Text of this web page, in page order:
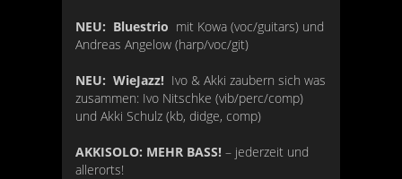
NEU: Bluestrio mit Kowa (voc/guitars) und
Andreas Angelow (harp/voc/git)
NEU: WieJazz! Ivo & Akki zaubern sich was
zusammen: Ivo Nitschke (vib/perc/comp)
und Akki Schulz (kb, didge, comp)
AKKISOLO: MEHR BASS! – jederzeit und
allerorts!